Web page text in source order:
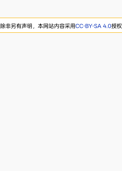
除非另有声明，本网站内容采用CC-BY-SA 4.0授权